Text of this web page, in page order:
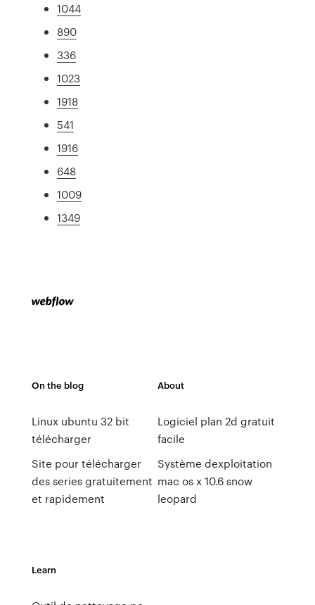
1044
890
336
1023
1918
541
1916
648
1009
1349
On the blog
Linux ubuntu 32 bit
télécharger
Site pour télécharger
des series gratuitement
et rapidement
About
Logiciel plan 2d gratuit
facile
Système dexploitation
mac os x 10.6 snow
leopard
Learn